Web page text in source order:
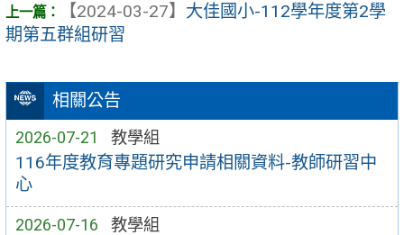
相關公告
2026-07-21 教學組
116年度教育專題研究申請相關資料-教師研習中
心
2026-07-16 教學組
【2024-03-27】 大佳國小-112學年度第2學
期第五群組研習